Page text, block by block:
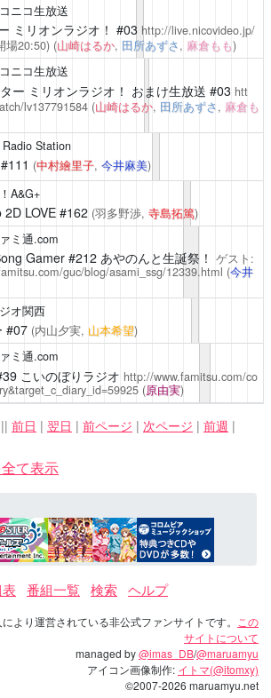
ニコ生放送
ミリオンラジオ！ #03 http://live.nicovideo.jp/
場20:50) (山崎はるか, 田所あずさ, 麻倉もも)
ニコ生放送
ー ミリオンラジオ！ おまけ生放送 #03 htt
lv137791584 (山崎はるか, 田所あずさ, 麻倉も
Station
#111 (中村繪里子, 今井麻美)
A&G+
LOVE#162 (羽多野渉, 寺島拓篤)
ミ通.com
Gamer#212 あやのんと生誕祭！ ゲスト:
guc/blog/asami_ssg/12339.html (今井
オ関西
#07 (内山夕実, 山本希望)
ミ通.com
こいのぼりラジオ http://www.famitsu.com/co
(原由実)
|| 前日 | 翌日 | 前ページ | 次ページ | 前週 |
て表示
番組一覧 検索 ヘルプ
より運営されている非公式ファンサイトです。
この
サイトについて
managed by@imas_DB/@maruamyu
アイコン画像制作: イトマ(@itomxy)
©2007-2026 maruamyu.net